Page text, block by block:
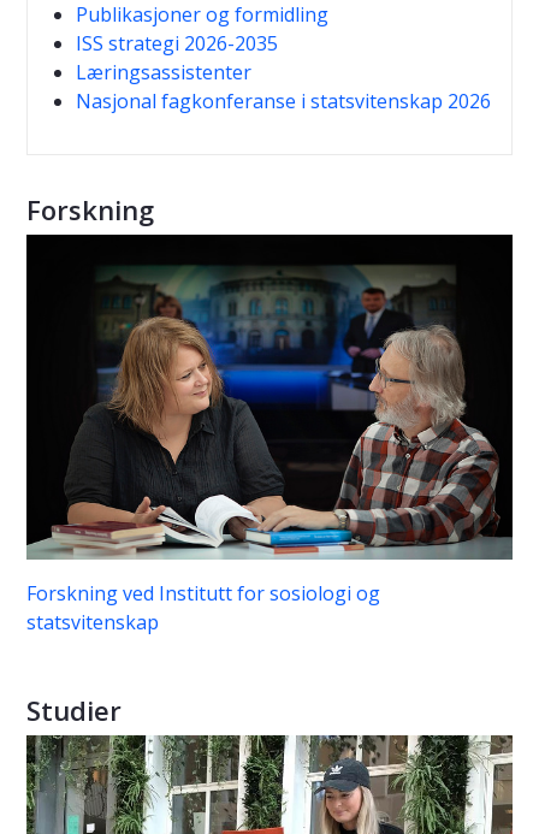
Publikasjoner og formidling
ISS strategi 2026-2035
Læringsassistenter
Nasjonal fagkonferanse i statsvitenskap 2026
Forskning
Forskning ved Institutt for sosiologi og
statsvitenskap
Studier